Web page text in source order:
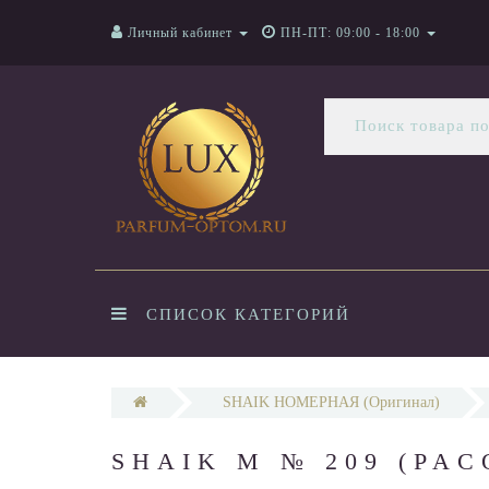
Личный кабинет ПН-ПТ: 09:00 - 18:00
СПИСОК КАТЕГОРИЙ
SHAIK НОМЕРНАЯ (Оригинал)
SHAIK M № 209